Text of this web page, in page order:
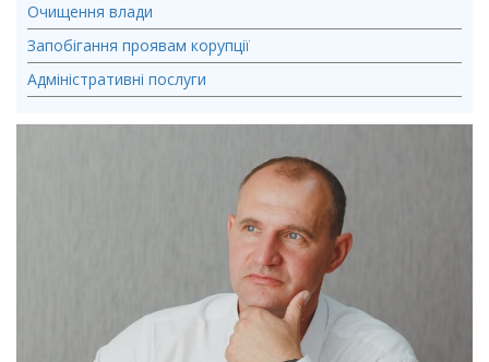
Очищення влади
Запобігання проявам корупції
Адміністративні послуги